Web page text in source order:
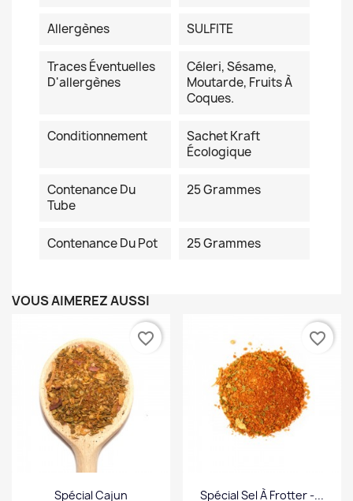
Allergènes SULFITE
Traces Éventuelles
D'allergènes
Céleri, Sésame,
Moutarde, Fruits À
Coques.
Conditionnement
Sachet Kraft
Écologique
Contenance Du
Tube
25 Grammes
Contenance Du Pot 25 Grammes
VOUS AIMEREZ AUSSI
Spécial Cajun
favorite_border
Spécial Sel À Frotter -...
favorite_border